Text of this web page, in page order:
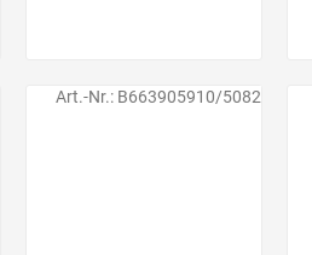
Art.-Nr.: B663905910/5082